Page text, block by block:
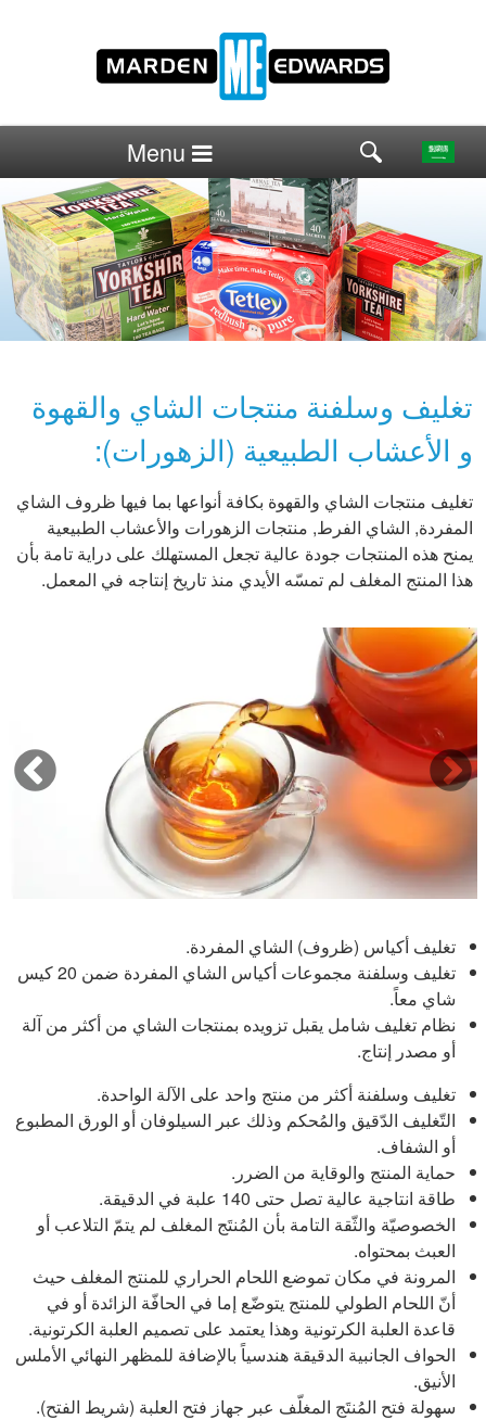
تغليف وسلفنة منتجات الشاي والقهوة
و الأعشاب الطبيعية (الزهورات):
تغليف منتجات الشاي والقهوة بكافة أنواعها بما فيها ظروف الشاي
المفردة, الشاي الفرط, منتجات الزهورات والأعشاب الطبيعية
يمنح هذه المنتجات جودة عالية تجعل المستهلك على دراية تامة بأن
هذا المنتج المغلف لم تمسّه الأيدي منذ تاريخ إنتاجه في المعمل.
تغليف أكياس (ظروف) الشاي المفردة.
تغليف وسلفنة مجموعات أكياس الشاي المفردة ضمن 20 كيس
شاي معاً.
نظام تغليف شامل يقبل تزويده بمنتجات الشاي من أكثر من آلة
أو مصدر إنتاج.
تغليف وسلفنة أكثر من منتج واحد على الآلة الواحدة.
التّغليف الدّقيق والمُحكم وذلك عبر السيلوفان أو الورق المطبوع
أو الشفاف.
حماية المنتج والوقاية من الضرر.
طاقة انتاجية عالية تصل حتى 140 علبة في الدقيقة.
الخصوصيّة والثّقة التامة بأن المُنتَج المغلف لم يتمّ التلاعب أو
العبث بمحتواه.
المرونة في مكان تموضع اللحام الحراري للمنتج المغلف حيث
أنّ اللحام الطولي للمنتج يتوضّع إما في الحافّة الزائدة أو في
قاعدة العلبة الكرتونية وهذا يعتمد على تصميم العلبة الكرتونية.
الحواف الجانبية الدقيقة هندسياً بالإضافة للمظهر النهائي الأملس
الأنيق.
سهولة فتح المُنتَج المغلّف عبر جهاز فتح العلبة (شريط الفتح).